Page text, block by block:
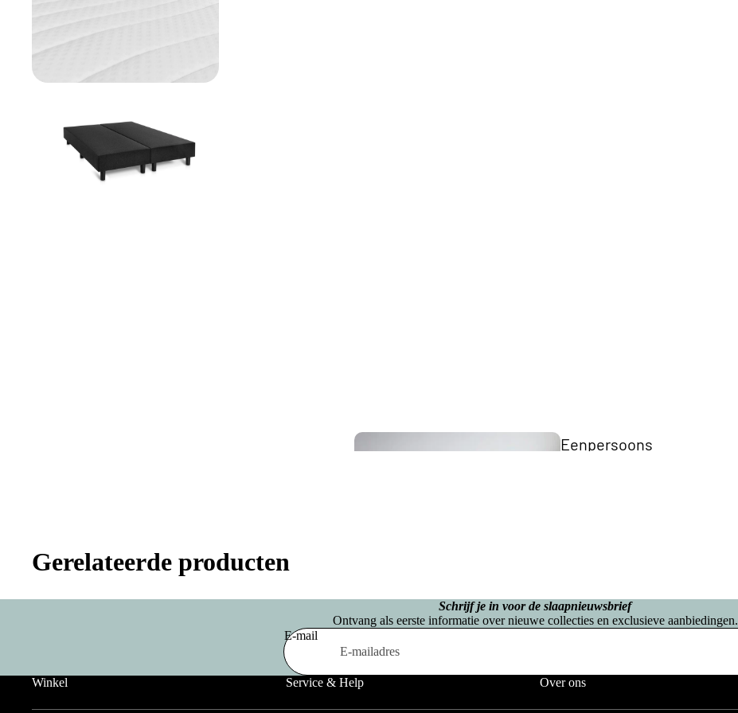
Elektrische
Boxsprings
Eenpersoons
Boxspring
Gerelateerde producten
Schrijf je in voor de slaapnieuwsbrief
Ontvang als eerste informatie over nieuwe collecties en exclusieve aanbiedingen.
E-mail
Winkel Service & Help Over ons